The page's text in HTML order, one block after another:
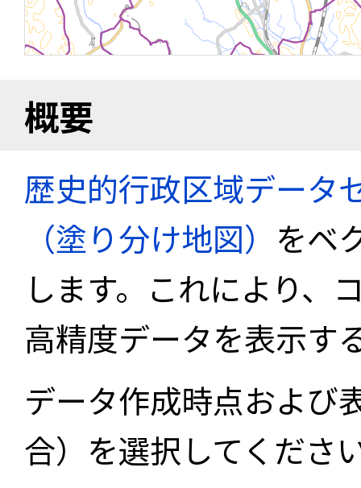
概要
歴史的行政区域データ
（塗り分け地図） をベ
します。これにより、
高精度データを表示す
データ作成時点および
合）を選択してくださ